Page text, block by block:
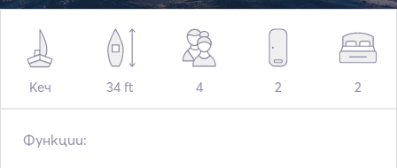
Кеч 34 ft 4 2 2
Функции: